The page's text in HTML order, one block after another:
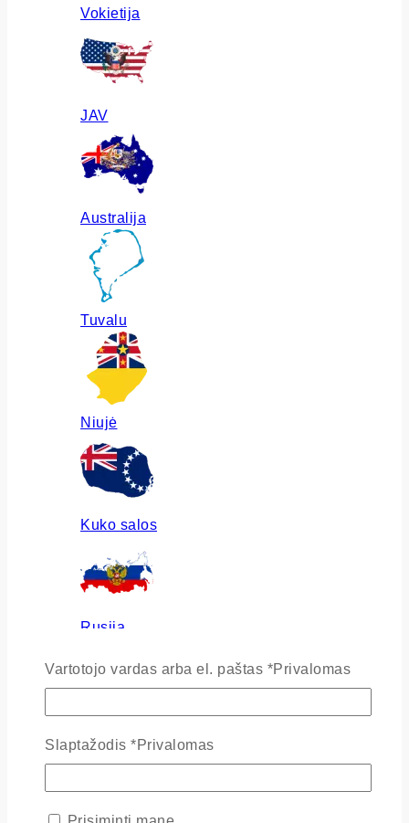
Vokietija
JAV
Australija
Tuvalu
Niujė
Kuko salos
Rusija
Vartotojo vardas arba el. paštas *Privalomas
Slaptažodis *Privalomas